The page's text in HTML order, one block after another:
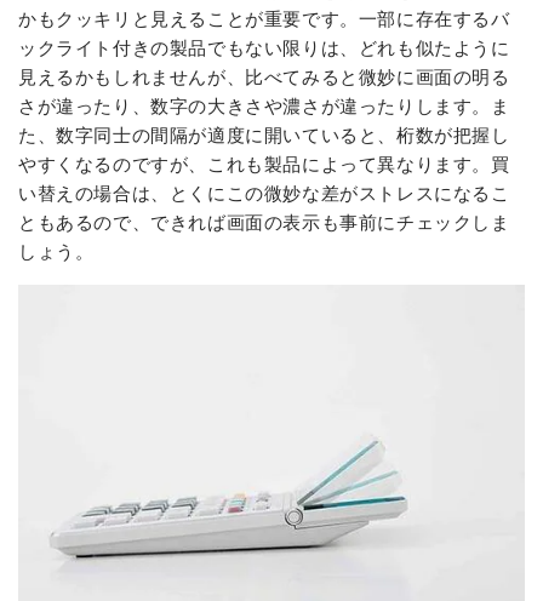
かもクッキリと見えることが重要です。一部に存在するバ
ックライト付きの製品でもない限りは、どれも似たように
見えるかもしれませんが、比べてみると微妙に画面の明る
さが違ったり、数字の大きさや濃さが違ったりします。ま
た、数字同士の間隔が適度に開いていると、桁数が把握し
やすくなるのですが、これも製品によって異なります。買
い替えの場合は、とくにこの微妙な差がストレスになるこ
ともあるので、できれば画面の表示も事前にチェックしま
しょう。